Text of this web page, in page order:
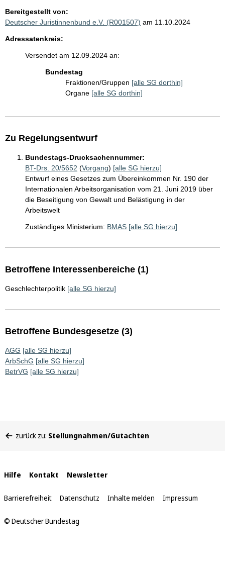
Bereitgestellt von:
Deutscher Juristinnenbund e.V. (R001507) am 11.10.2024
Adressatenkreis:
Versendet am 12.09.2024 an:
Bundestag
Fraktionen/Gruppen [alle SG dorthin]
Organe [alle SG dorthin]
Zu Regelungsentwurf
Bundestags-Drucksachennummer:
BT-Drs. 20/5652 (Vorgang) [alle SG hierzu]
Entwurf eines Gesetzes zum Übereinkommen Nr. 190 der
Internationalen Arbeitsorganisation vom 21. Juni 2019 über
die Beseitigung von Gewalt und Belästigung in der
Arbeitswelt
Zuständiges Ministerium: BMAS [alle SG hierzu]
Betroffene Interessenbereiche (1)
Geschlechterpolitik [alle SG hierzu]
Betroffene Bundesgesetze (3)
AGG [alle SG hierzu]
ArbSchG [alle SG hierzu]
BetrVG [alle SG hierzu]
befinden
zurück zu: Stellungnahmen/Gutachten
Interne
Links
Hilfe Kontakt Newsletter
Barrierefreiheit Datenschutz Inhalte melden Impressum
© Deutscher Bundestag